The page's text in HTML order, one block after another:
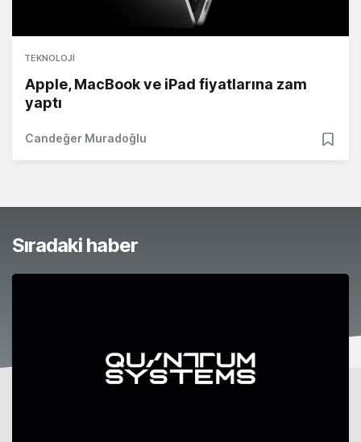
TEKNOLOJI
Apple, MacBook ve iPad fiyatlarına zam
yaptı
Candeğer Muradoğlu
Sıradaki haber